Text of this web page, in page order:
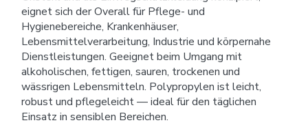
eignet sich der Overall für Pflege- und
Hygienebereiche, Krankenhäuser,
Lebensmittelverarbeitung, Industrie und körpernahe
Dienstleistungen. Geeignet beim Umgang mit
alkoholischen, fettigen, sauren, trockenen und
wässrigen Lebensmitteln. Polypropylen ist leicht,
robust und pflegeleicht — ideal für den täglichen
Einsatz in sensiblen Bereichen.